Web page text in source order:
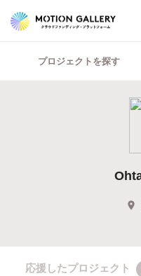
プロジェクトを探す
応援したプロジェクト